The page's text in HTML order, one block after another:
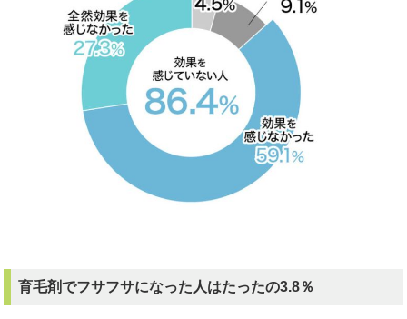
育毛剤でフサフサになった人はたったの3.8％